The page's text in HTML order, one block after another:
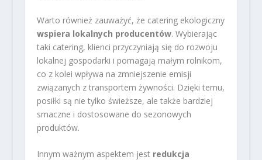
Warto również zauważyć, że catering ekologiczny
wspiera lokalnych producentów. Wybierając
taki catering, klienci przyczyniają się do rozwoju
lokalnej gospodarki i pomagają małym rolnikom,
co z kolei wpływa na zmniejszenie emisji
związanych z transportem żywności. Dzięki temu,
posiłki są nie tylko świeższe, ale także bardziej
smaczne i dostosowane do sezonowych
produktów.
Innym ważnym aspektem jest redukcja